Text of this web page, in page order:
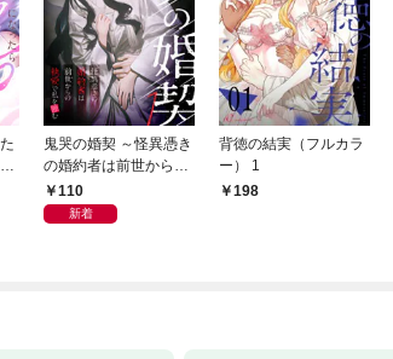
鬼哭の婚契 ～怪異憑き
の婚約者は前世からの
執愛で私を蝕む～
（1）
110
新着
背徳の結実（フルカラ
ー） 1
198